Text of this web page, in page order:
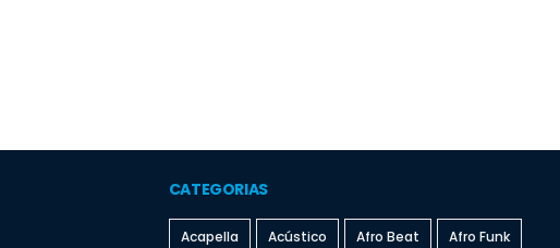
CATEGORIAS
Acapella Acústico Afro Beat Afro Funk